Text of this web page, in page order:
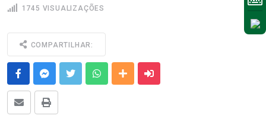
1745 VISUALIZAÇÕES
COMPARTILHAR:
FacebookMessenger
Twitter WhatsappOutras Mídias
E-mail